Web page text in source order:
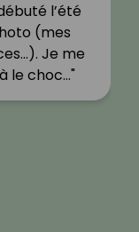
l’été
(mes
Je me
le choc…"